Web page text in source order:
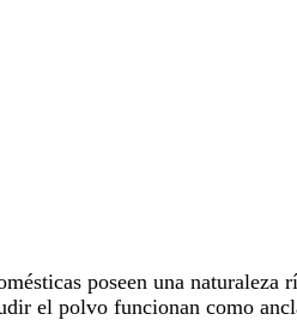
poseen una naturaleza
el polvo funcionan como